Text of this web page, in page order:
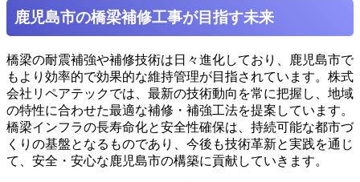
鹿児島市の橋梁補修工事が目指す未来
橋梁の耐震補強や補修技術は日々進化しており、鹿児島市で
もより効率的で効果的な維持管理が目指されています。株式
会社リペアテックでは、最新の技術動向を常に把握し、地域
の特性に合わせた最適な補修・補強工法を提案しています。
橋梁インフラの長寿命化と安全性確保は、持続可能な都市づ
くりの基盤となるものであり、今後も技術革新と実践を通じ
て、安全・安心な鹿児島市の構築に貢献していきます。